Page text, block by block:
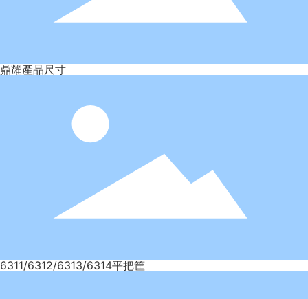
鼎耀產品尺寸
6311/6312/6313/6314平把筐